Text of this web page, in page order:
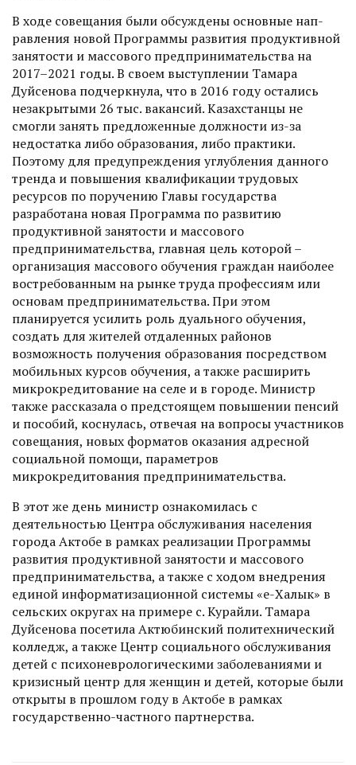
В ходе совещания были обсуждены основные нап­
равления новой Программы развития продуктивной
занятости и массового предпринимательства на
2017–2021 годы. В своем выступлении Тамара
Дуйсенова подчеркнула, что в 2016 году остались
незакрытыми 26 тыс. вакансий. Казахстанцы не
смогли занять предложенные должности из-за
недостатка либо образования, либо практики.
Поэтому для предупреждения углубления данного
тренда и повышения квалификации трудовых
ресурсов по поручению Главы государства
разработана новая Программа по развитию
продуктивной занятости и массового
предпринимательства, главная цель которой –
организация массового обучения граждан наиболее
востребованным на рынке труда профессиям или
основам предпринимательства. При этом
планируется усилить роль дуального обучения,
создать для жителей отдаленных районов
возможность получения образования посредством
мобильных курсов обучения, а также расширить
микрокредитование на селе и в городе. Министр
также рассказала о предстоящем повышении пенсий
и пособий, коснулась, отвечая на вопросы участников
совещания, новых форматов оказания адресной
социальной помощи, параметров
микрокредитования предпринимательства.
В этот же день министр ознакомилась с
деятельностью Центра обслуживания населения
города Актобе в рамках реализации Прог­раммы
развития продуктивной занятости и массового
предпринимательства, а также с ходом внедрения
единой информатизационной системы «е-Халык» в
сельских округах на примере с. Курайли. Тамара
Дуйсенова посетила Актюбинский политехнический
колледж, а также Центр социального обслуживания
детей с психоневрологическими заболеваниями и
кризисный центр для женщин и детей, которые были
открыты в прошлом году в Актобе в рамках
государственно-частного партнерства.